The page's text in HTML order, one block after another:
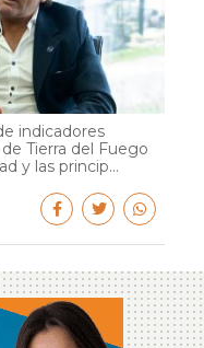
indicadores
Tierra del Fuego
y las princip...